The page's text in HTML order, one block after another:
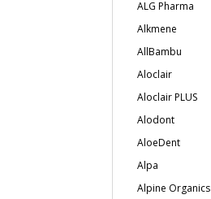
ALG Pharma
Alkmene
AllBambu
Aloclair
Aloclair PLUS
Alodont
AloeDent
Alpa
Alpine Organics